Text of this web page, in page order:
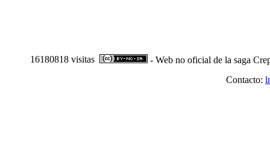
16180818 visitas
- Web no oficial de la saga
Contacto: